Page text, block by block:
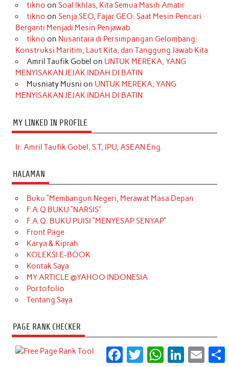
tikno on Soal Ikhlas, Kita Semua Masih Amatir
tikno on Senja SEO, Fajar GEO: Saat Mesin Pencari
Berganti Menjadi Mesin Penjawab
tikno on Nusantara di Persimpangan Gelombang:
Konstruksi Maritim, Laut Kita, dan Tanggung Jawab Kita
Amril Taufik Gobel on UNTUK MEREKA, YANG
MENYISAKAN JEJAK INDAH DI BATIN
Musniaty Musni on UNTUK MEREKA, YANG
MENYISAKAN JEJAK INDAH DI BATIN
MY LINKED IN PROFILE
Ir. Amril Taufik Gobel, S.T, IPU, ASEAN Eng.
HALAMAN
Buku “Membangun Negeri, Merawat Masa Depan
F.A.Q BUKU “NARSIS”
F.A.Q. BUKU PUISI “MENYESAP SENYAP”
Front Page
Karya & Kiprah
KOLEKSI E-BOOK
Kontak Saya
MY ARTICLE @YAHOO INDONESIA
Portofolio
Tentang Saya
PAGE RANK CHECKER
Facebook
Twitter WhatsApp
LinkedInEmail